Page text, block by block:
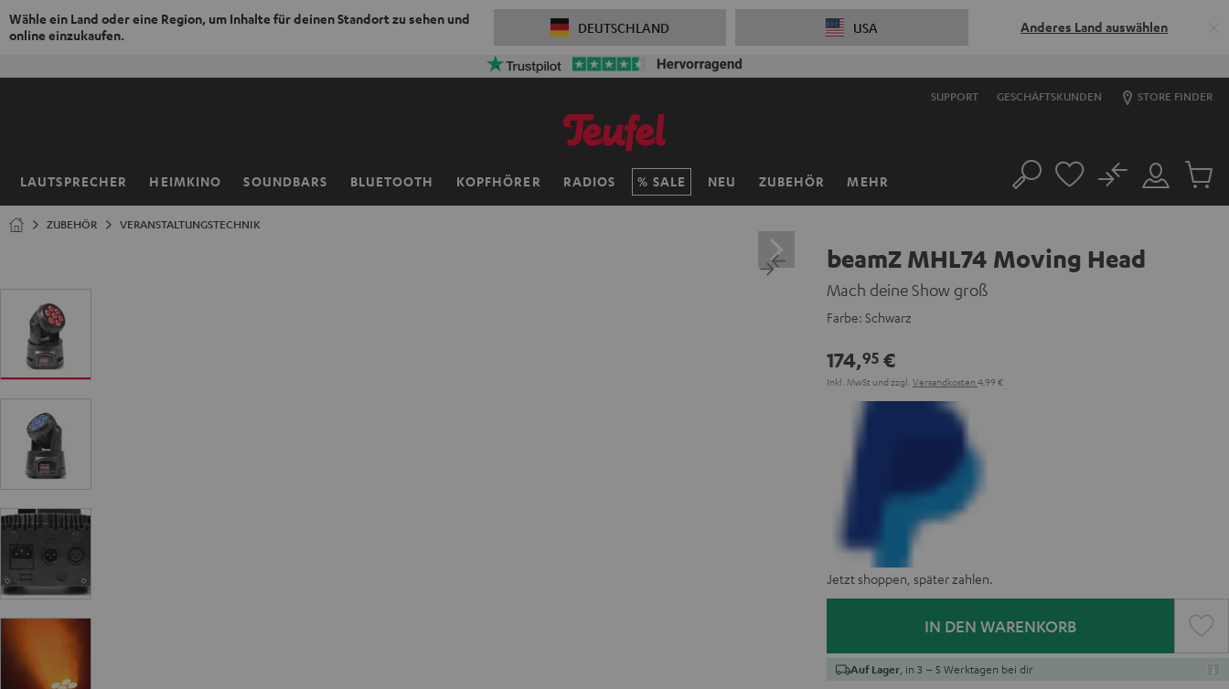
Wähle ein Land oder eine Region, um Inhalte für deinen Standort zu sehen und
online einzukaufen.
DEUTSCHLAND USA Anderes Land auswählen
SUPPORT GESCHÄFTSKUNDEN STORE FINDER
LAUTSPRECHER HEIMKINO SOUNDBARS BLUETOOTH KOPFHÖRER RADIOS SALE NEU ZUBEHÖR MEHR
Startseite Suche
Mein
Konto
No
Artikel
ZUBEHÖR VERANSTALTUNGSTECHNIK
beamZ MHL74 Moving Head
Mach deine Show groß
Farbe: Schwarz
174,95 €
Inkl. MwSt und zzgl. Versandkosten 4,99 €
Jetzt shoppen, später zahlen.
IN DEN WARENKORB
Auf Lager , in 3 – 5 Werktagen bei dir